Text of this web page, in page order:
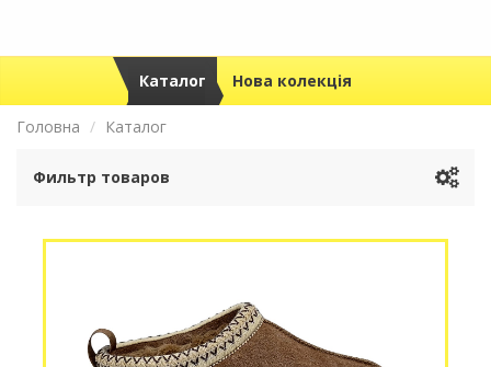
Каталог Нова колекція
Головна Каталог
Фильтр товаров